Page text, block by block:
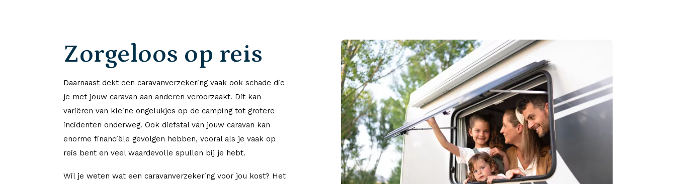
Zorgeloos op reis
Daarnaast dekt een caravanverzekering vaak ook schade die
je met jouw caravan aan anderen veroorzaakt. Dit kan
variëren van kleine ongelukjes op de camping tot grotere
incidenten onderweg. Ook diefstal van jouw caravan kan
enorme financiële gevolgen hebben, vooral als je vaak op
reis bent en veel waardevolle spullen bij je hebt.
Wil je weten wat een caravanverzekering voor jou kost? Het